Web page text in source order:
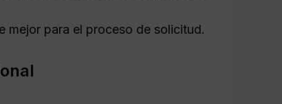
mejor para el proceso de solicitud.